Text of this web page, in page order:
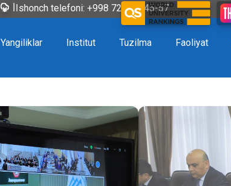
|Ishonch telefoni: +998 72 226-45-57
Yangiliklar Institut Tuzilma Faoliyat